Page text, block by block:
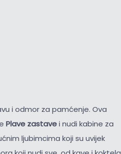
i odmor za pamćenje. Ova
Plave zastavei nudi kabine za
ljubimcima koji su uvijek